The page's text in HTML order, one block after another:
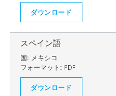
ダウンロード
スペイン語
国: メキシコ
フォーマット: PDF
ダウンロード